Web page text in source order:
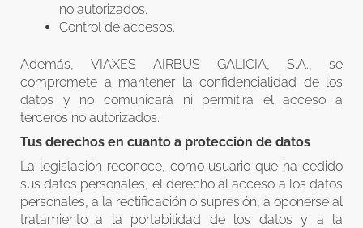
no autorizados.
Control de accesos.
Además, VIAXES AIRBUS GALICIA, S.A., se
compromete a mantener la confidencialidad de los
datos y no comunicará ni permitirá el acceso a
terceros no autorizados.
Tus derechos en cuanto a protección de datos
La legislación reconoce, como usuario que ha cedido
sus datos personales, el derecho al acceso a los datos
personales, a la rectificación o supresión, a oponerse al
tratamiento a la portabilidad de los datos y a la